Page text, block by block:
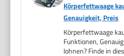
Körperfettwaage
Genauigkeit, Preis
Körperfettwaage
Funktionen,
lohnen? Finde in